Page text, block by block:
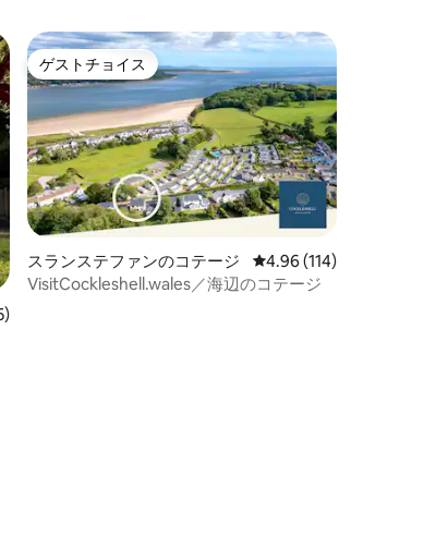
25件、5つ星中5つ星の平均評価
ゲストチョイス
ゲストチョイス
スランステファンのコテージ レビュー114件、5つ
4.96 (114)
VisitCockleshell.wales／海辺のコテージ